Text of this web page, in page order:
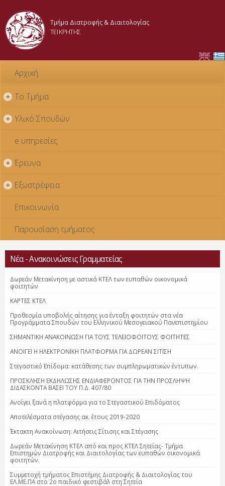
κυρίως
Τμήμα Διατροφής & Διαιτολογίας
ΤΕΙ ΚΡΗΤΗΣ
Αρχική
+ Το Τμήμα
+ Υλικό Σπουδών
e υπηρεσίες
+ Έρευνα
+ Εξωστρέφεια
Επικοινωνία
Παρουσίαση τμήματος
Νέα - Ανακοινώσεις Γραμματείας
Δωρεάν Μετακίνηση με αστικά ΚΤΕΛ των ευπαθών οικονομικά
φοιτητών
ΚΑΡΤΕΣ ΚΤΕΛ
Προθεσμία υποβολής αίτησης για ένταξη φοιτητών στα νέα
Προγράμματα Σπουδών του Ελληνικού Μεσογειακού Πανεπιστημίου
ΣΗΜΑΝΤΙΚΗ ΑΝΑΚΟΙΝΩΣΗ ΓΙΑ ΤΟΥΣ ΤΕΛΕΙΟΦΟΙΤΟΥΣ ΦΟΙΤΗΤΕΣ
ΑΝΟΙΓΕΙ Η ΗΛΕΚΤΡΟΝΙΚΗ ΠΛΑΤΦΟΡΜΑ ΓΙΑ ΔΩΡΕΑΝ ΣΙΤΙΣΗ
Στεγαστικό Επίδομα: κατάθεσης των συμπληρωματικών έντυπων.
ΠΡΟΣΚΛΗΣΗ ΕΚΔΗΛΩΣΗΣ ΕΝΔΙΑΦΕΡΟΝΤΟΣ ΓΙΑ ΤΗΝ ΠΡΟΣΛΗΨΗ
ΔΙΔΑΣΚΟΝΤΑ ΒΑΣΕΙ ΤΟΥ Π.Δ. 407/80
Ανοίγει ξανά η πλατφόρμα για το Στεγαστικού Επιδόματος
Αποτελέσματα στέγασης ακ. έτους 2019-2020
Έκτακτη Ανακοίνωση: Αιτήσεις Σίτισης και Στέγασης
Δωρεάν Μετακίνηση ΚΤΕΛ από και προς ΚΤΕΛ Σητείας- Τμήμα
Επιστημών Διατροφής και Διαιτολογίας των ευπαθών οικονομικά
φοιτητών.
Συμμετοχή τμήματος Επιστήμης Διατροφής & Διαιτολογίας του
ΕΛ.ΜΕ.ΠΑ στο 2ο παιδικό φεστιβάλ στη Σητεία